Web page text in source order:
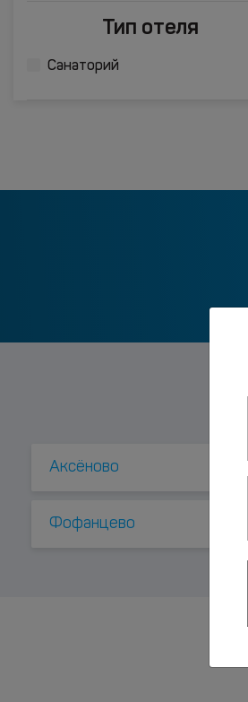
Тип отеля
Санаторий
Аксёново
Фофанцево